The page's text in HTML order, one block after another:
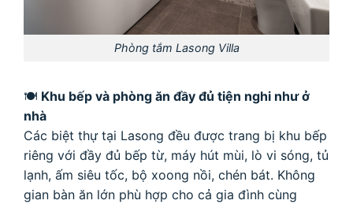
Phòng tắm Lasong Villa
🍽 Khu bếp và phòng ăn đầy đủ tiện nghi như ở
nhà
Các biệt thự tại Lasong đều được trang bị khu bếp
riêng với đầy đủ bếp từ, máy hút mùi, lò vi sóng, tủ
lạnh, ấm siêu tốc, bộ xoong nồi, chén bát. Không
gian bàn ăn lớn phù hợp cho cả gia đình cùng